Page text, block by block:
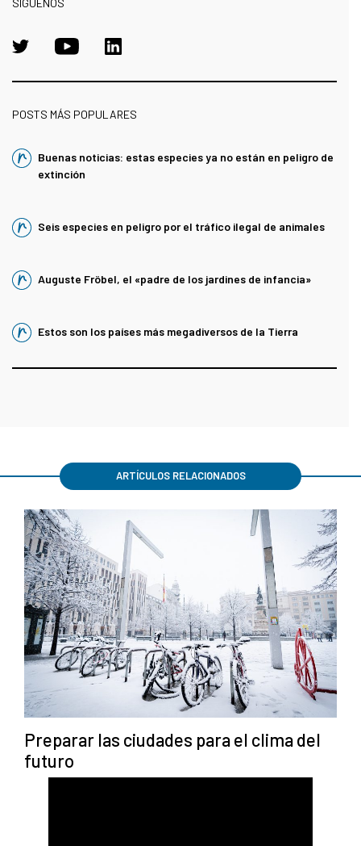
SÍGUENOS
POSTS MÁS POPULARES
Buenas noticias: estas especies ya no están en peligro de
extinción
Seis especies en peligro por el tráfico ilegal de animales
Auguste Fröbel, el «padre de los jardines de infancia»
Estos son los países más megadiversos de la Tierra
ARTÍCULOS RELACIONADOS
Preparar las ciudades para el clima del
futuro